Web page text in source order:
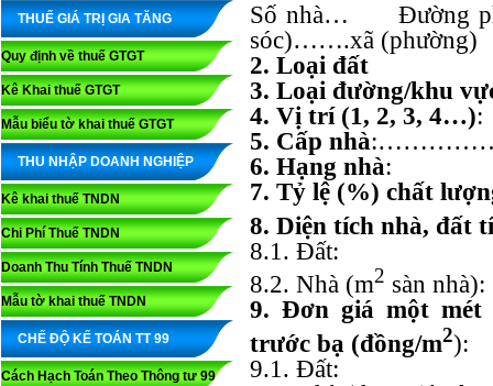
THUẾ GIÁ TRỊ GIA TĂNG
Quy định về thuế GTGT
Kê Khai thuế GTGT
Mẫu biểu tờ khai thuế GTGT
THU NHẬP DOANH NGHIỆP
Kê khai thuế TNDN
Chi Phí Thuế TNDN
Doanh Thu Tính Thuế TNDN
Mẫu tờ khai thuế TNDN
CHẾ ĐỘ KẾ TOÁN TT 99
Cách Hạch Toán Theo Thông tư 99
Số nhà… Đường
sóc)…….xã
2. Loại đất
3. Loại đường/khu
4. Vị trí (1, 2, 3, 4…):
5. Cấp nhà
6. Hạng nhà:
7. Tỷ lệ (%) chất
8. Diện tích nhà, đất
8.1. Đất:
8.2. Nhà (m2 sàn
9. Đơn giá một mét
trước bạ (đồng/m2
9.1. Đất: